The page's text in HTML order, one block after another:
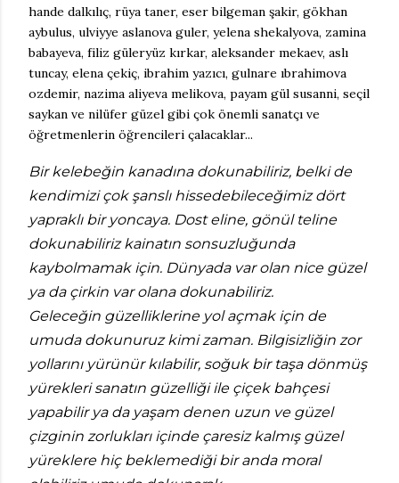
hande dalkılıç, rüya taner, eser bilgeman şakir, gökhan
aybulus, ulviyye aslanova guler, yelena shekalyova, zamina
babayeva, filiz güleryüz kırkar, aleksander mekaev, aslı
tuncay, elena çekiç, ibrahim yazıcı, gulnare ıbrahimova
ozdemir, nazima aliyeva melikova, payam gül susanni, seçil
saykan ve nilüfer güzel gibi çok önemli sanatçı ve
öğretmenlerin öğrencileri çalacaklar...​
Bir kelebeğin kanadına dokunabiliriz, belki de
kendimizi çok şanslı hissedebileceğimiz dört
yapraklı bir yoncaya. Dost eline, gönül teline
dokunabiliriz kainatın sonsuzluğunda
kaybolmamak için. Dünyada var olan nice güzel
ya da çirkin var olana dokunabiliriz.
Geleceğin güzelliklerine yol açmak için de
umuda dokunuruz kimi zaman. Bilgisizliğin zor
yollarını yürünür kılabilir, soğuk bir taşa dönmüş
yürekleri sanatın güzelliği ile çiçek bahçesi
yapabilir ya da yaşam denen uzun ve güzel
çizginin zorlukları içinde çaresiz kalmış güzel
yüreklere hiç beklemediği bir anda moral